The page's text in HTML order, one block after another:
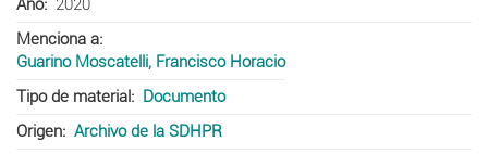
Año
2020
Menciona a
Guarino Moscatelli, Francisco Horacio
Tipo de material
Documento
Origen
Archivo de la SDHPR